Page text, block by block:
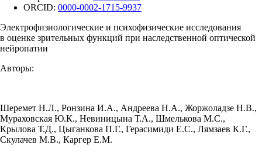
ORCID: 0000-0002-1715-9937
Электрофизиологические и психофизические исследования
в оценке зрительных функций при наследственной оптической
нейропатии
Авторы:
Шеремет Н.Л., Ронзина И.А., Андреева Н.А., Жоржоладзе Н.В.,
Мураховская Ю.К., Невиницына Т.А., Шмелькова М.С.,
Крылова Т.Д., Цыганкова П.Г., Герасимиди Е.С., Лямзаев К.Г.,
Скулачев М.В., Каргер Е.М.